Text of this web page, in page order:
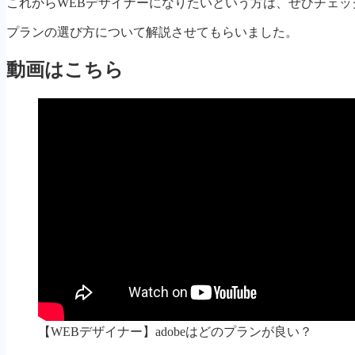
プランの選び方について解説させてもらいました。
動画はこちら
【WEBデザイナー】adobeはどのプランが良い？